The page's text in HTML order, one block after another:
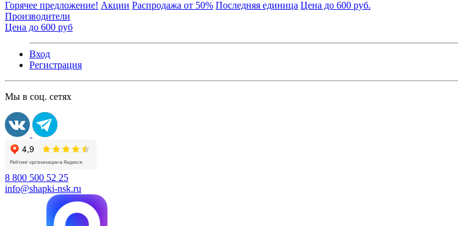
Горячее предложение! Акции Распродажа от 50% Последняя единица Цена до 600 руб.
Производители
Цена до 600 руб
Вход
Регистрация
Мы в соц. сетях
8 800 500 52 25
info@shapki-nsk.ru